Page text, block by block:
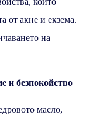
от акне и екзема.
на
и безпокойство
масло,